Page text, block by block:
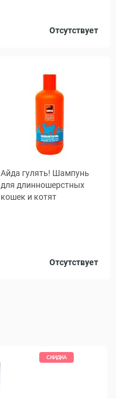
Отсутствует
Айда гулять! Шампунь
для длинношерстных
кошек и котят
Отсутствует
300
СКИДКА